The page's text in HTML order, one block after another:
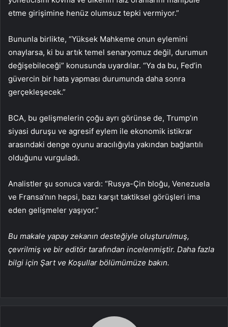
etme girişimine henüz olumsuz tepki vermiyor.”
Bununla birlikte, “Yüksek Mahkeme onun eylemini
onaylarsa, ki bu artık temel senaryomuz değil, durumun
değişebileceği” konusunda uyardılar. “Ya da bu, Fed’in
güvercin bir hata yapması durumunda daha sonra
gerçekleşecek.”
BCA, bu gelişmelerin çoğu ayrı görünse de, Trump’ın
siyasi duruşu ve agresif eylem ile ekonomik istikrar
arasındaki denge oyunu aracılığıyla yakından bağlantılı
olduğunu vurguladı.
Analistler şu sonuca vardı: “Rusya-Çin bloğu, Venezuela
ve Fransa’nın hepsi, bazı karşıt taktiksel görüşleri ima
eden gelişmeler yaşıyor.”
Bu makale yapay zekanın desteğiyle oluşturulmuş,
çevrilmiş ve bir editör tarafından incelenmiştir. Daha fazla
bilgi için Şart ve Koşullar bölümümüze bakın.